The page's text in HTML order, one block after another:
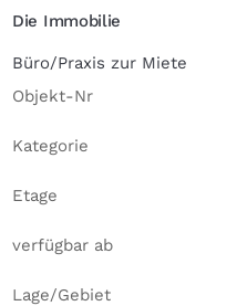
Die Immobilie
Büro/Praxis zur Miete
Objekt-Nr
Kategorie
Etage
verfügbar ab
Lage/Gebiet